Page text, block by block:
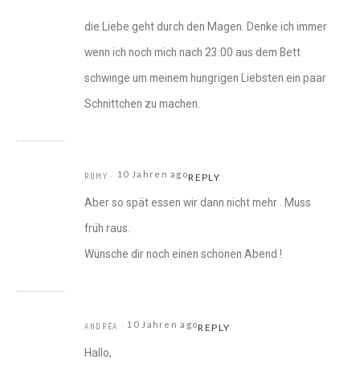
die Liebe geht durch den Magen. Denke ich immer
wenn ich noch mich nach 23:00 aus dem Bett
schwinge um meinem hungrigen Liebsten ein paar
Schnittchen zu machen.
ROMY 10 Jahren agoREPLY
Aber so spät essen wir dann nicht mehr . Muss
früh raus.
Wünsche dir noch einen schönen Abend !
ANDREA 10 Jahren agoREPLY
Hallo,